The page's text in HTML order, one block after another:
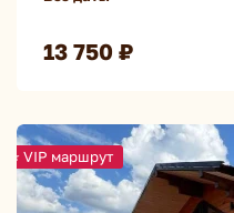
13 750 ₽
⭐ VIP маршрут